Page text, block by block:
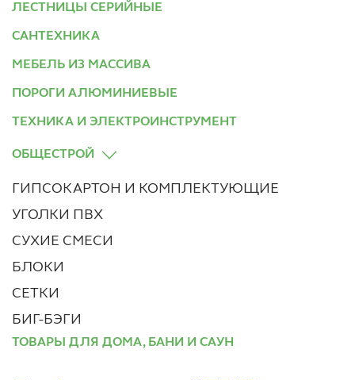
ЛЕСТНИЦЫ СЕРИЙНЫЕ
САНТЕХНИКА
МЕБЕЛЬ ИЗ МАССИВА
ПОРОГИ АЛЮМИНИЕВЫЕ
ТЕХНИКА И ЭЛЕКТРОИНСТРУМЕНТ
ОБЩЕСТРОЙ
ГИПСОКАРТОН И КОМПЛЕКТУЮЩИЕ
УГОЛКИ ПВХ
СУХИЕ СМЕСИ
БЛОКИ
СЕТКИ
БИГ-БЭГИ
ТОВАРЫ ДЛЯ ДОМА, БАНИ И САУН